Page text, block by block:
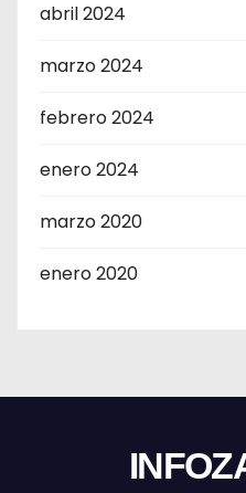
abril 2024
marzo 2024
febrero 2024
enero 2024
marzo 2020
enero 2020